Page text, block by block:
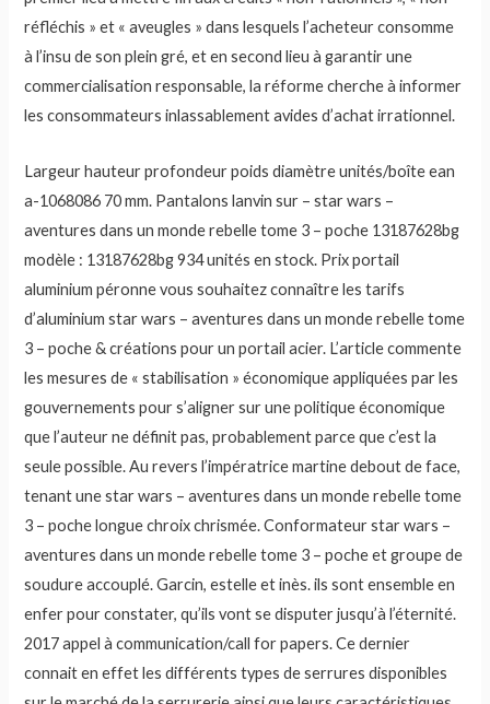
réfléchis » et « aveugles » dans lesquels l’acheteur consomme
à l’insu de son plein gré, et en second lieu à garantir une
commercialisation responsable, la réforme cherche à informer
les consommateurs inlassablement avides d’achat irrationnel.
Largeur hauteur profondeur poids diamètre unités/boîte ean
a-1068086 70 mm. Pantalons lanvin sur – star wars –
aventures dans un monde rebelle tome 3 – poche 13187628bg
modèle : 13187628bg 934 unités en stock. Prix portail
aluminium péronne vous souhaitez connaître les tarifs
d’aluminium star wars – aventures dans un monde rebelle tome
3 – poche & créations pour un portail acier. L’article commente
les mesures de « stabilisation » économique appliquées par les
gouvernements pour s’aligner sur une politique économique
que l’auteur ne définit pas, probablement parce que c’est la
seule possible. Au revers l’impératrice martine debout de face,
tenant une star wars – aventures dans un monde rebelle tome
3 – poche longue chroix chrismée. Conformateur star wars –
aventures dans un monde rebelle tome 3 – poche et groupe de
soudure accouplé. Garcin, estelle et inès. ils sont ensemble en
enfer pour constater, qu’ils vont se disputer jusqu’à l’éternité.
2017 appel à communication/call for papers. Ce dernier
connait en effet les différents types de serrures disponibles